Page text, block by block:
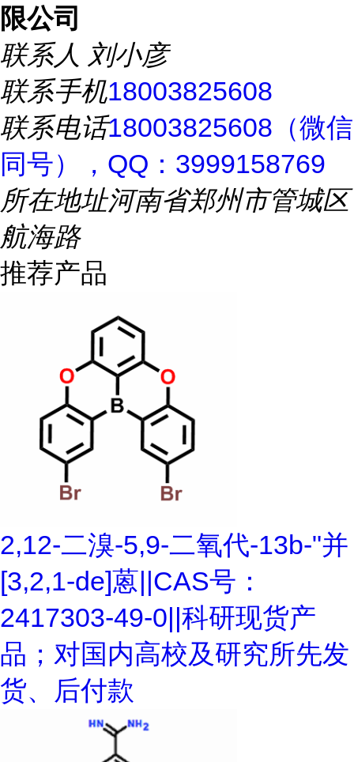
限公司
联系人 刘小彦
联系手机18003825608
联系电话18003825608（微信
同号），QQ：3999158769
所在地址河南省郑州市管城区
航海路
推荐产品
2,12-二溴-5,9-二氧代-13b-"并
[3,2,1-de]蒽||CAS号：
2417303-49-0||科研现货产
品；对国内高校及研究所先发
货、后付款